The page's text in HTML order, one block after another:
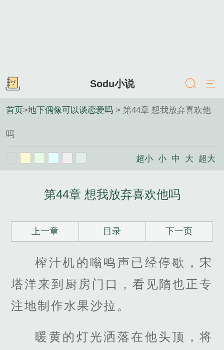
Sodu小说
首页>地下偶像可以谈恋爱吗 > 第44章 想我放弃喜欢他
吗
超小 小 中 大 超大
第44章 想我放弃喜欢他吗
上一章 目录 下一页
榨汁机的嗡鸣声已经停歇，宋
塔洋来到厨房门口，看见隋也正专
注地制作水果沙拉。
暖黄的灯光洒落在他头顶，将